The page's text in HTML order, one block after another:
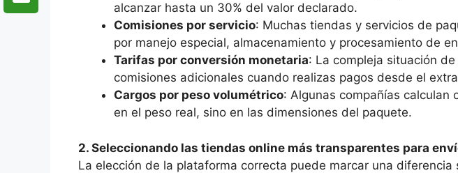
alcanzar hasta un 30% del valor declarado.
Comisiones por servicio: Muchas tiendas y servicios de
por manejo especial, almacenamiento y procesamiento de
Tarifas por conversión monetaria: La compleja situación
comisiones adicionales cuando realizas pagos desde el
Cargos por peso volumétrico: Algunas compañías calculan
en el peso real, sino en las dimensiones del paquete.
2. Seleccionando las tiendas online más transparentes para
La elección de la plataforma correcta puede marcar una diferencia